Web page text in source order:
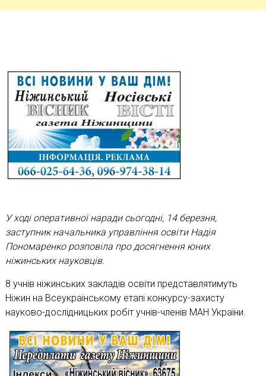
У ході оперативної наради сьогодні, 14 березня,
заступник начальника управління освіти Надія
Пономаренко розповіла про досягнення юних
ніжинських науковців.
8 учнів ніжинських закладів освіти представлятимуть
Ніжин на Всеукраїнському етапі конкурсу-захисту
науково-дослідницьких робіт учнів-членів МАН України.